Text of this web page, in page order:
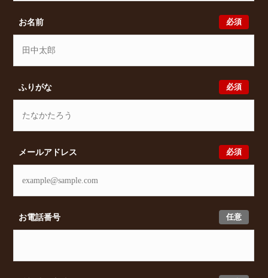
貸物件をご提案いたします。
必須
お名前
必須
ふりがな
必須
メールアドレス
任意
お電話番号